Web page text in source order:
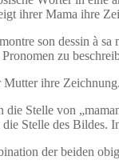
ihrer Mama ihre
son dessin à
zu
ihre
die Stelle von
Stelle des Bildes.
der beiden